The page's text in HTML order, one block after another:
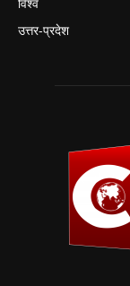
उत्तर-प्रदेश